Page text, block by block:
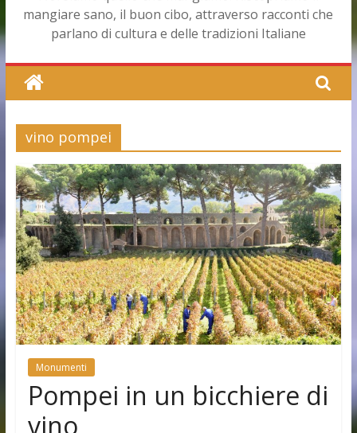
mangiare sano, il buon cibo, attraverso racconti che
parlano di cultura e delle tradizioni Italiane
vino pompei
Monumenti
Pompei in un bicchiere di
vino